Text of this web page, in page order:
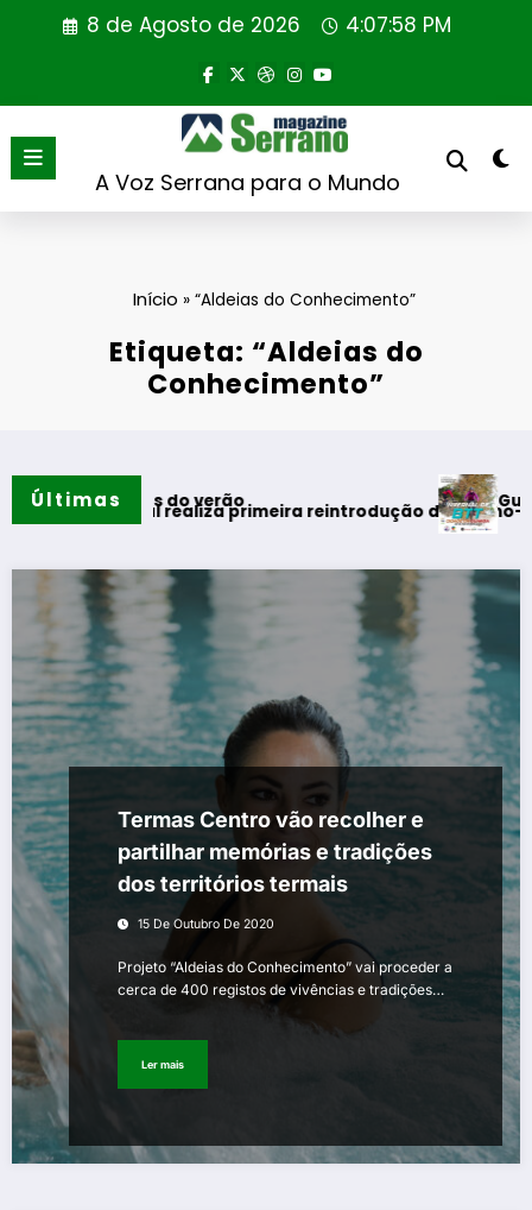
8 de Agosto de 2026 4:07:59 PM
A Voz Serrana para o Mundo
Início » “Aldeias do Conhecimento”
Etiqueta: “Aldeias do
Conhecimento”
Últimas
do verão
realiza primeira reintrodução de coelho-bravo em
Guarda
Termas Centro vão recolher e
partilhar memórias e tradições
dos territórios termais
15 De Outubro De 2020
Projeto “Aldeias do Conhecimento” vai proceder a
cerca de 400 registos de vivências e tradições…
Ler mais